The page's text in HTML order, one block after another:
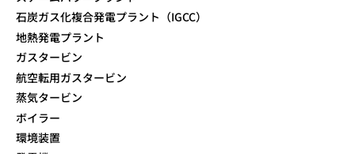
石炭ガス化複合発電プラント（IGCC）
地熱発電プラント
ガスタービン
航空転用ガスタービン
蒸気タービン
ボイラー
環境装置